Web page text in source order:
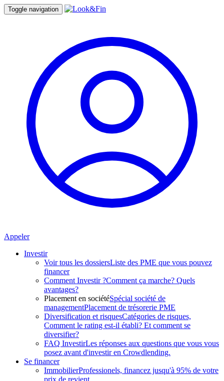
Toggle navigation
Appeler
Investir
Voir tous les dossiersListe des PME que vous pouvez
financer
Comment Investir ?Comment ça marche? Quels
avantages?
Placement en sociétéSpécial société de
managementPlacement de trésorerie PME
Diversification et risquesCatégories de risques,
Comment le rating est-il établi? Et comment se
diversifier?
FAQ InvestirLes réponses aux questions que vous vous
posez avant d'investir en Crowdlending.
Se financer
ImmobilierProfessionels, financez jusqu'à 95% de votre
prix de revient